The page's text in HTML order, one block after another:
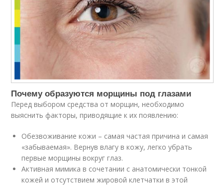
Почему образуются морщины под глазами
Перед выбором средства от морщин, необходимо
выяснить факторы, приводящие к их появлению:
Обезвоживание кожи – самая частая причина и самая
«забываемая». Вернув влагу в кожу, легко убрать
первые морщины вокруг глаз.
Активная мимика в сочетании с анатомически тонкой
кожей и отсутствием жировой клетчатки в этой